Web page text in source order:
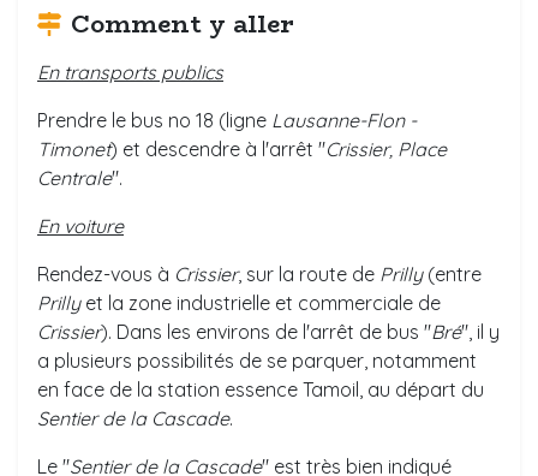
Comment y aller
En transports publics
Prendre le bus no 18 (ligne Lausanne-Flon -
Timonet) et descendre à l'arrêt "Crissier, Place
Centrale".
En voiture
Rendez-vous à Crissier, sur la route de Prilly (entre
Prilly et la zone industrielle et commerciale de
Crissier). Dans les environs de l'arrêt de bus "Bré", il y
a plusieurs possibilités de se parquer, notamment
en face de la station essence Tamoil, au départ du
Sentier de la Cascade.
Le "Sentier de la Cascade" est très bien indiqué